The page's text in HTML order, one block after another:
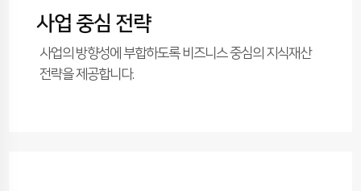
사업 중심 전략
사업의 방향성에 부합하도록 비즈니스 중심의 지식재산
전략을 제공합니다.